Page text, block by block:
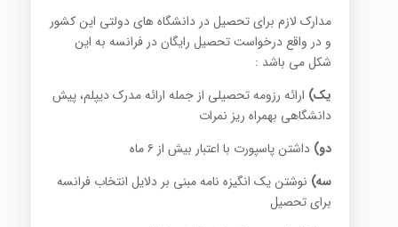
مدارک لازم برای تحصیل در دانشگاه های دولتی این کشور
و در واقع درخواست تحصیل رایگان در فرانسه به این
شکل می باشد :
یک) ارائه رزومه تحصیلی از جمله ارائه مدرک دیپلم، پیش
دانشگاهی بهمراه ریز نمرات
دو) داشتن پاسپورت با اعتبار بیش از ۶ ماه
سه) نوشتن یک انگیزه نامه مبنی بر دلایل انتخاب فرانسه
برای تحصیل